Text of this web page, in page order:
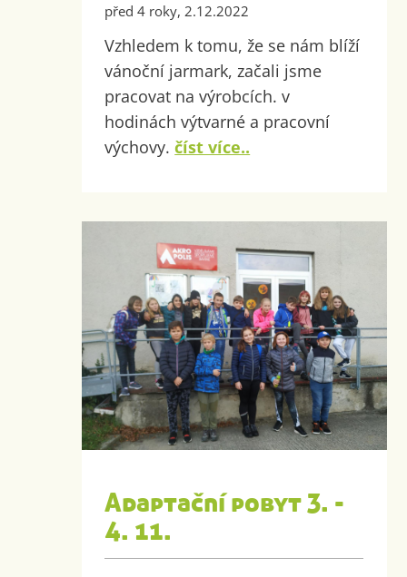
před 4 roky, 2.12.2022
Vzhledem k tomu, že se nám blíží
vánoční jarmark, začali jsme
pracovat na výrobcích. v
hodinách výtvarné a pracovní
výchovy.číst více..
Adaptační pobyt 3. -
4. 11.